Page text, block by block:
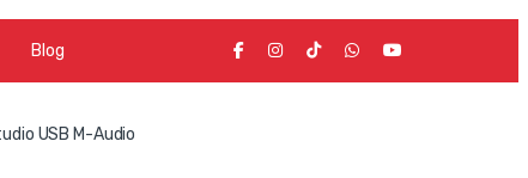
Blog
USB M-Audio